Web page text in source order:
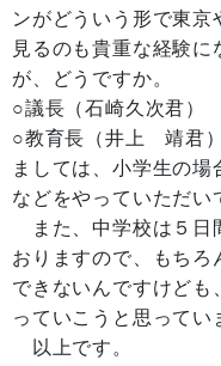
ンがどういう形で東
見るのも貴重な経験
が、どうですか。
○議長（石崎久次君
○教育長（井上 靖君
ましては、小学生の
などをやっていただい
また、中学校は５日
おりますので、もちろ
できないんですけども
っていこうと思ってい
以上です。